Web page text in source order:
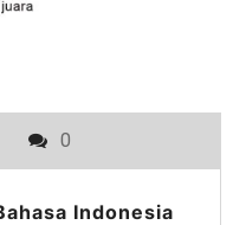
0
Indonesia